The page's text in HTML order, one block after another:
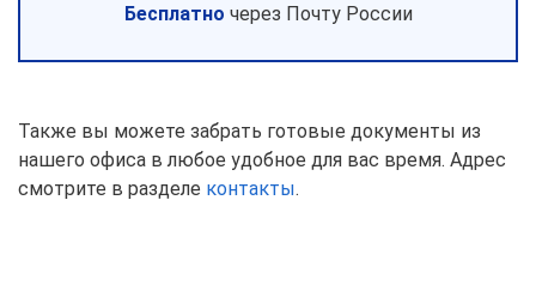
Бесплатно через Почту России
Также вы можете забрать готовые документы из
нашего офиса в любое удобное для вас время. Адрес
смотрите в разделе контакты.